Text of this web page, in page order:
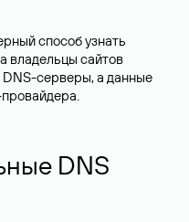
способ узнать
владельцы сайтов
серверы, а данные
провайдера.
DNS